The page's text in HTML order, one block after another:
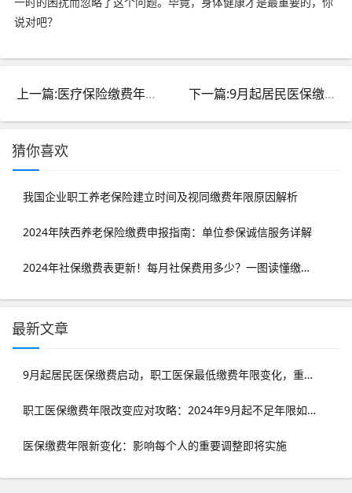
说对吧？
上一篇:医疗保险缴费年限及差异：居民医保与职工医保一样吗？ 下一篇:9月起居民医保缴费启动，职工医保最低缴费年限变化，重要通知！
猜你喜欢
我国企业职工养老保险建立时间及视同缴费年限原因解析
2024年陕西养老保险缴费申报指南：单位参保诚信服务详解
2024年社保缴费表更新！每月社保费用多少？一图读懂缴费详情
最新文章
9月起居民医保缴费启动，职工医保最低缴费年限变化，重要通知！
职工医保缴费年限改变应对攻略：2024年9月起不足年限如何处理？
医保缴费年限新变化：影响每个人的重要调整即将实施